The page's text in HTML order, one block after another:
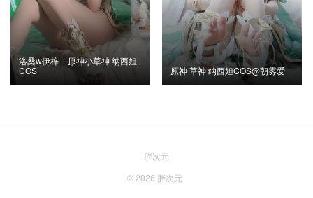
洛桑w伊梓 – 原神小草神 纳西妲
COS
原神 草神 纳西妲COS@朝雾爱
胖次元
© 2026 胖次元